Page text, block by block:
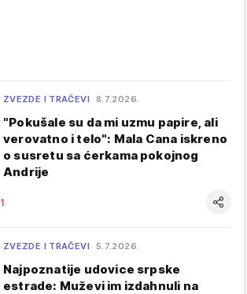
ZVEZDE I TRAČEVI 8.7.2026.
"Pokušale su da mi uzmu papire, ali
verovatno i telo": Mala Cana iskreno
o susretu sa ćerkama pokojnog
Andrije
1
ZVEZDE I TRAČEVI 5.7.2026.
Najpoznatije udovice srpske
estrade: Muževi im izdahnuli na